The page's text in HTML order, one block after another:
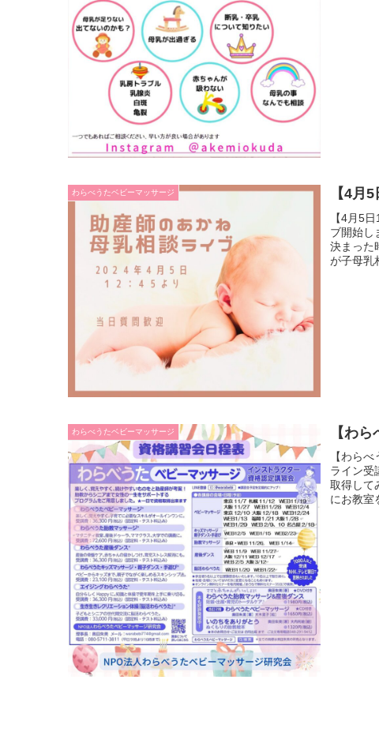
わらべうたベビーマッサージ 【4月
【4月5
ブ開始し
決まった
が子母乳
わらべうたベビーマッサージ 【わ
【わら
ライン受
取得して
にお教室